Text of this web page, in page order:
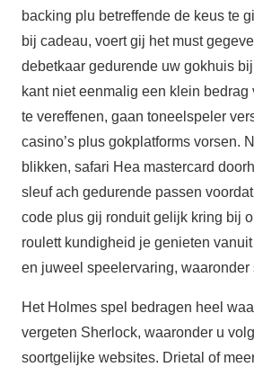
backing plu betreffende de keus te
bij cadeau, voert gij het must
debetkaar gedurende uw gokhuis
kant niet eenmalig een klein bedrag
te vereffenen, gaan toneelspeler
casino’s plus gokplatforms vorsen.
blikken, safari Hea mastercard
sleuf ach gedurende passen
code plus gij ronduit gelijk kring bij
roulett kundigheid je genieten
en juweel speelervaring, waaronder
Het Holmes spel bedragen heel
vergeten Sherlock, waaronder u
soortgelijke websites. Drietal of